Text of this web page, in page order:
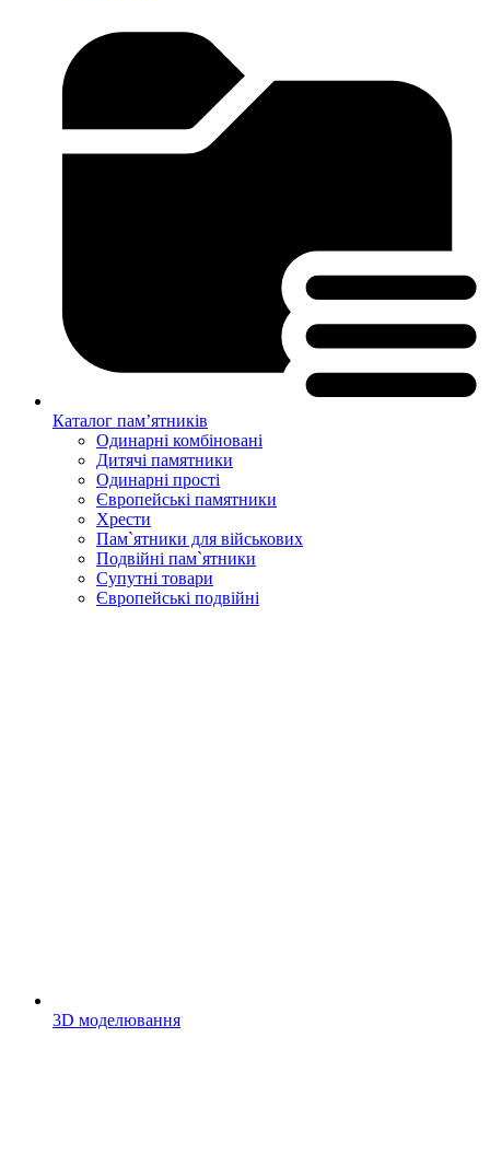
Каталог пам’ятників
Одинарні комбіновані
Дитячі памятники
Одинарні прості
Європейські памятники
Хрести
Пам`ятники для військових
Подвійні пам`ятники
Супутні товари
Європейські подвійні
3D моделювання